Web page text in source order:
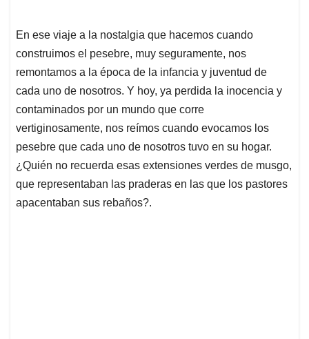
En ese viaje a la nostalgia que hacemos cuando
construimos el pesebre, muy seguramente, nos
remontamos a la época de la infancia y juventud de
cada uno de nosotros. Y hoy, ya perdida la inocencia y
contaminados por un mundo que corre
vertiginosamente, nos reímos cuando evocamos los
pesebre que cada uno de nosotros tuvo en su hogar.
¿Quién no recuerda esas extensiones verdes de musgo,
que representaban las praderas en las que los pastores
apacentaban sus rebaños?.